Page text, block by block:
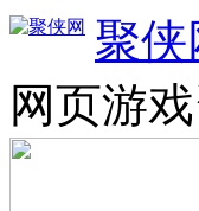
聚侠
网页游